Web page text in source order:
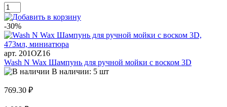
-30%
арт. 201OZ16
Wash N Wax Шампунь для ручной мойки с воском 3D
В наличии: 5 шт
769.30 ₽